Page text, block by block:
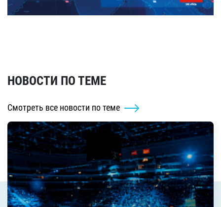
НОВОСТИ ПО ТЕМЕ
Смотреть все новости по теме